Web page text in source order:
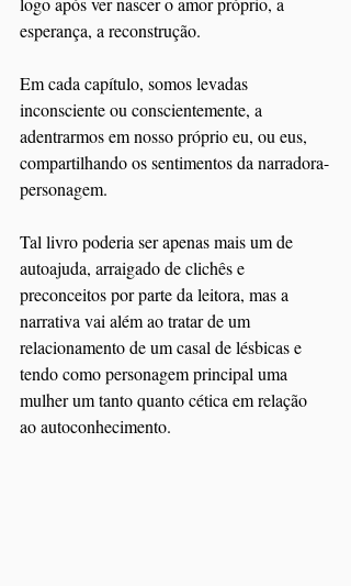
esperança, a reconstrução.
Em cada capítulo, somos levadas
inconsciente ou conscientemente, a
adentrarmos em nosso próprio eu, ou eus,
compartilhando os sentimentos da narradora-
personagem.
Tal livro poderia ser apenas mais um de
autoajuda, arraigado de clichês e
preconceitos por parte da leitora, mas a
narrativa vai além ao tratar de um
relacionamento de um casal de lésbicas e
tendo como personagem principal uma
mulher um tanto quanto cética em relação
ao autoconhecimento.